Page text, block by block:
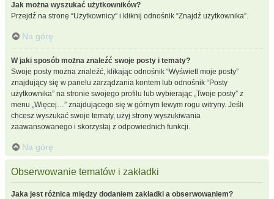
Jak można wyszukać użytkowników?
Przejdź na stronę “Użytkownicy” i kliknij odnośnik “Znajdź użytkownika”.
Na górę
W jaki sposób można znaleźć swoje posty i tematy?
Swoje posty można znaleźć, klikając odnośnik “Wyświetl moje posty”
znajdujący się w panelu zarządzania kontem lub odnośnik “Posty
użytkownika” na stronie swojego profilu lub wybierając „Twoje posty” z
menu „Więcej…” znajdującego się w górnym lewym rogu witryny. Jeśli
chcesz wyszukać swoje tematy, użyj strony wyszukiwania
zaawansowanego i skorzystaj z odpowiednich funkcji.
Na górę
Obserwowanie tematów i zakładki
Jaka jest różnica między dodaniem zakładki a obserwowaniem?